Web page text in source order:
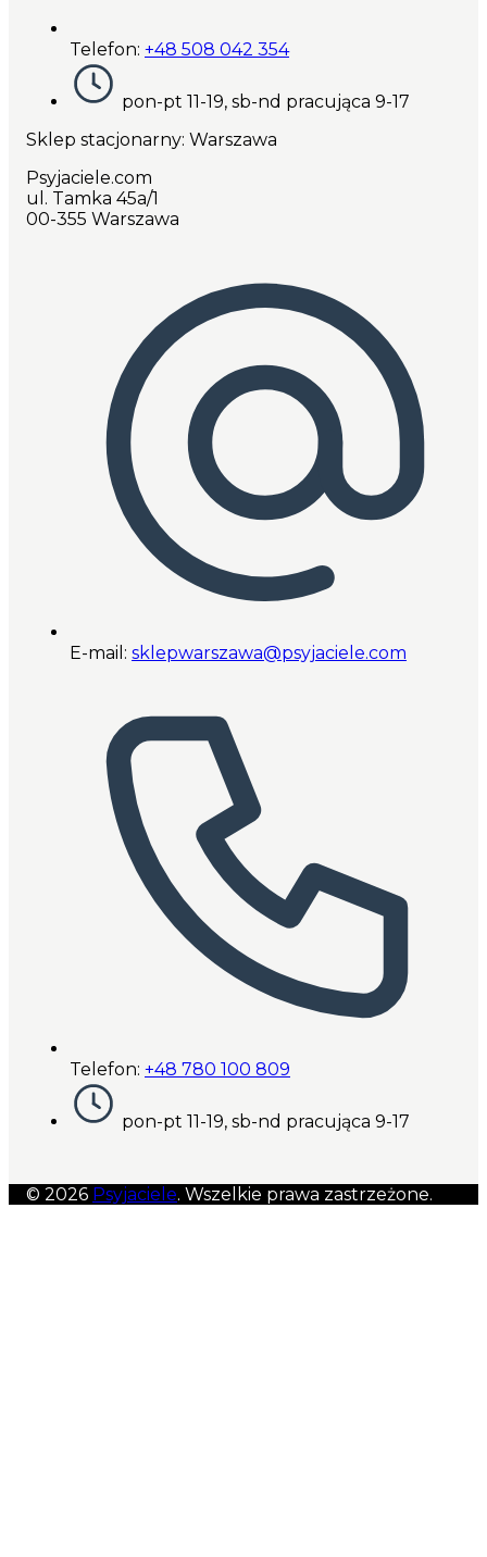
Telefon: +48 508 042 354
pon-pt 11-19, sb-nd pracująca 9-17
Sklep stacjonarny: Warszawa
Psyjaciele.com
ul. Tamka 45a/1
00-355 Warszawa
E-mail: sklepwarszawa@psyjaciele.com
Telefon: +48 780 100 809
pon-pt 11-19, sb-nd pracująca 9-17
© 2026 Psyjaciele. Wszelkie prawa zastrzeżone.